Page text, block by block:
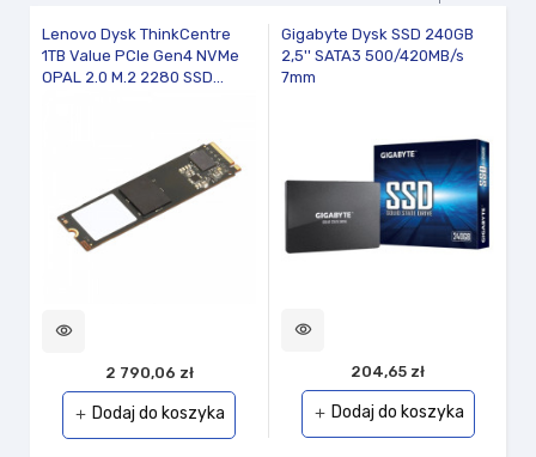
Lenovo Dysk ThinkCentre
1TB Value PCIe Gen4 NVMe
OPAL 2.0 M.2 2280 SSD...
visibility
2 790,06 zł
add Dodaj do koszyka
Gigabyte Dysk SSD 240GB
2,5'' SATA3 500/420MB/s
7mm
visibility
204,65 zł
add Dodaj do koszyka